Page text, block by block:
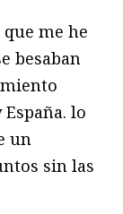
me he
besaban
lo
un
sin las